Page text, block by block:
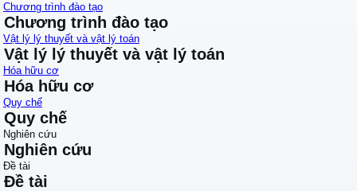
Chương trình đào tạo
Chương trình đào tạo
Vật lý lý thuyết và vật lý toán
Vật lý lý thuyết và vật lý toán
Hóa hữu cơ
Hóa hữu cơ
Quy chế
Quy chế
Nghiên cứu
Nghiên cứu
Đề tài
Đề tài